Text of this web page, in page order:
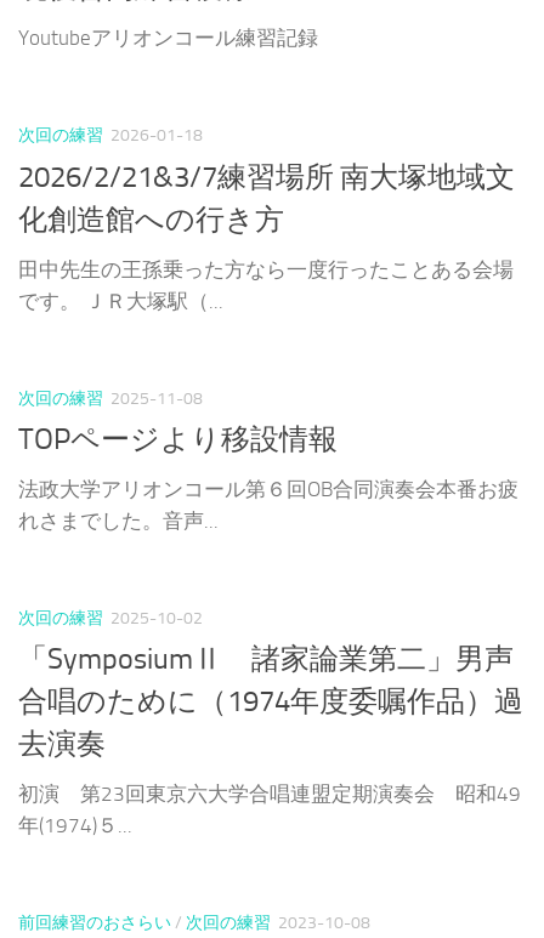
Youtubeアリオンコール練習記録
次回の練習 2026-01-18
2026/2/21&3/7練習場所 南大塚地域文
化創造館への行き方
田中先生の王孫乗った方なら一度行ったことある会場
です。 ＪＲ大塚駅（...
次回の練習 2025-11-08
TOPページより移設情報
法政大学アリオンコール第６回OB合同演奏会本番お疲
れさまでした。音声...
次回の練習 2025-10-02
「SymposiumⅡ 諸家論業第二」男声
合唱のために（1974年度委嘱作品）過
去演奏
初演 第23回東京六大学合唱連盟定期演奏会 昭和49
年(1974)５...
前回練習のおさらい/ 次回の練習 2023-10-08